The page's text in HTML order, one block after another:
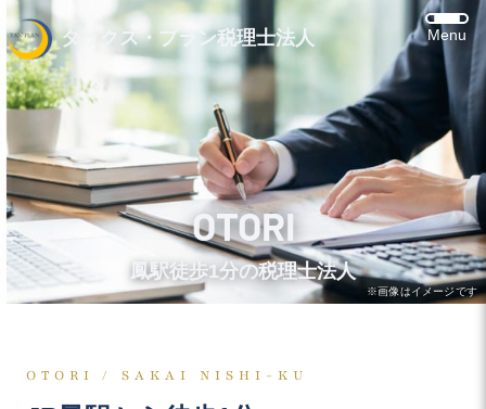
タックス・プラン税理士法人 Menu
OTORI
鳳駅徒歩1分の税理士法人
※画像はイメージです
OTORI / SAKAI NISHI-KU